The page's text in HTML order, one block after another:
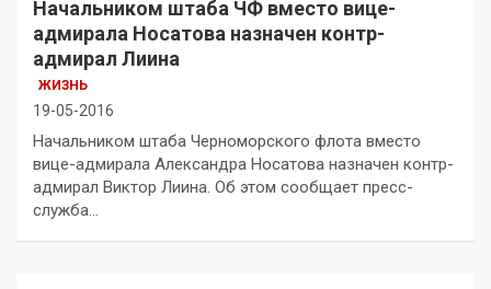
Начальником штаба ЧФ вместо вице-
адмирала Носатова назначен контр-
адмирал Лиина
ЖИЗНЬ
19-05-2016
Начальником штаба Черноморского флота вместо
вице-адмирала Александра Носатова назначен контр-
адмирал Виктор Лиина. Об этом сообщает пресс-
служба…